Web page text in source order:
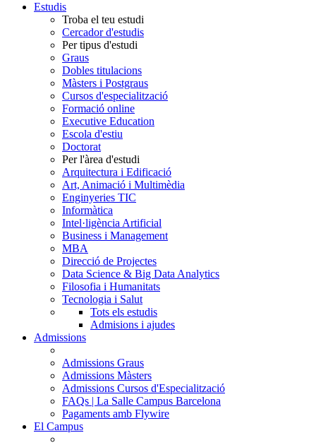
Estudis
Troba el teu estudi
Cercador d'estudis
Per tipus d'estudi
Graus
Dobles titulacions
Màsters i Postgraus
Cursos d'especialització
Formació online
Executive Education
Escola d'estiu
Doctorat
Per l'àrea d'estudi
Arquitectura i Edificació
Art, Animació i Multimèdia
Enginyeries TIC
Informàtica
Intel·ligència Artificial
Business i Management
MBA
Direcció de Projectes
Data Science & Big Data Analytics
Filosofia i Humanitats
Tecnologia i Salut
Tots els estudis
Admisions i ajudes
Admissions
Admissions Graus
Admissions Màsters
Admissions Cursos d'Especialització
FAQs | La Salle Campus Barcelona
Pagaments amb Flywire
El Campus